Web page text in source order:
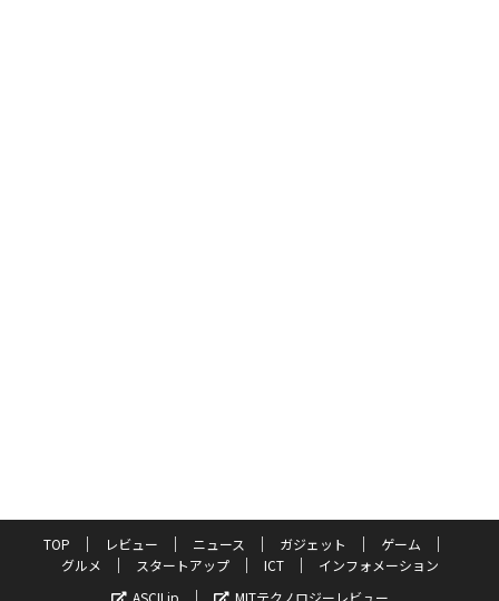
TOP レビュー ニュース ガジェット
ゲーム
グルメ
スタートアップ ICT
インフォメーション
ASCII.jp
MITテクノロジーレビュー